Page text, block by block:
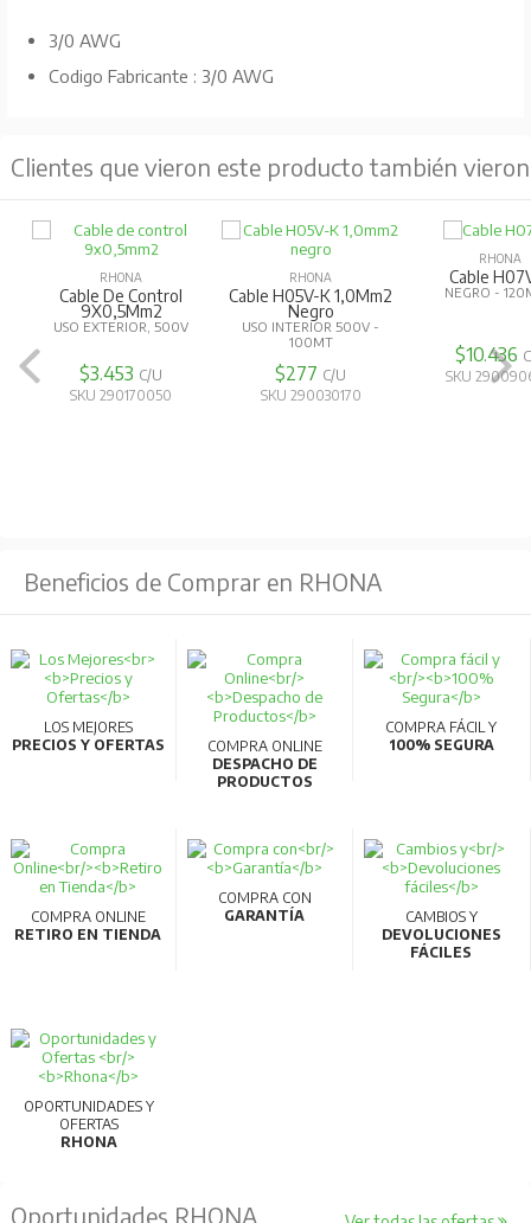
3/0 AWG
Codigo Fabricante : 3/0 AWG
Clientes que vieron este producto también vieron
RHONA
Cable De Control
9X0,5Mm2
USO EXTERIOR, 500V
$3.453 C/U
SKU 290170050
RHONA
Cable H05V-K 1,0Mm2
Negro
USO INTERIOR 500V -
100MT
$277 C/U
SKU 290030170
RHONA
Cable
NEGRO -
$10.436
SKU
Beneficios de Comprar en RHONA
LOS MEJORES
PRECIOS Y OFERTAS
COMPRA ONLINE
DESPACHO DE
PRODUCTOS
COMPRA FÁCIL Y
100% SEGURA
COMPRA ONLINE
RETIRO EN TIENDA
COMPRA CON
GARANTÍA
CAMBIOS Y
DEVOLUCIONES
FÁCILES
OPORTUNIDADES Y
OFERTAS
RHONA
Oportunidades RHONA